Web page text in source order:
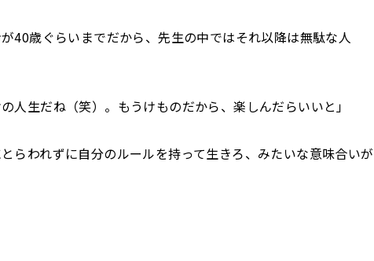
が40歳ぐらいまでだから、先生の中ではそれ以降は無駄な人
の人生だね（笑）。もうけものだから、楽しんだらいいと」
とらわれずに自分のルールを持って生きろ、みたいな意味合いが